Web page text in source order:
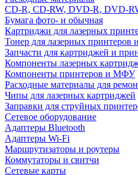
CD-R, CD-RW, DVD-R, DVD-
Бумага фото- и обычная
Картриджи для лазерных
Тонер для лазерных принтеров
Запчасти для картриджей и
Компоненты лазерных
Компоненты принтеров и МФУ
Расходные материалы для
Чипы для лазерных картриджей
Заправки для струйных
Сетевое оборудование
Адаптеры Bluetooth
Адаптеры Wi-Fi
Маршрутизаторы и роутеры
Коммутаторы и свитчи
Сетевые карты